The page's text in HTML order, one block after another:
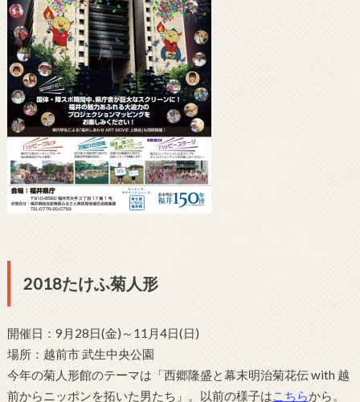
2018たけふ菊人形
開催日：9月28日(金)～11月4日(日)
場所：越前市 武生中央公園
今年の菊人形館のテーマは「西郷隆盛と幕末明治菊花伝 with 越
前からニッポンを拓いた男たち」。以前の様子はこちらから。